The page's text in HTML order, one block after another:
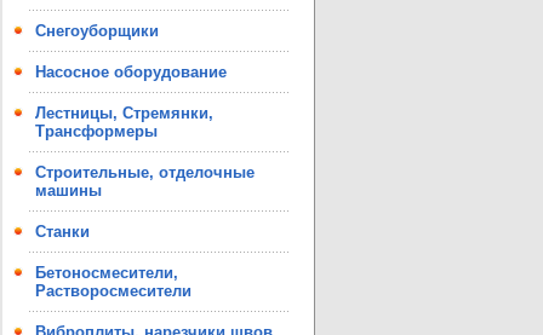
Снегоуборщики
Насосное оборудование
Лестницы, Стремянки,
Трансформеры
Строительные, отделочные
машины
Станки
Бетоносмесители,
Растворосмесители